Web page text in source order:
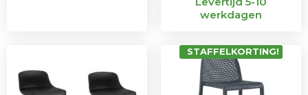
werkdagen
was:
€ 198,00.€ 179,00.
STAFFELKORTING!